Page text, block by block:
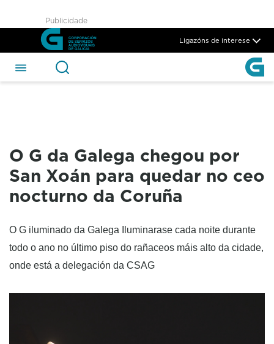
Skip to Main Content
O G da Galega chegou por
Publicidade
Ligazóns de interese
O G da Galega chegou por
San Xoán para quedar no ceo
nocturno da Coruña
O G iluminado da Galega Iluminarase cada noite durante
todo o ano no último piso do rañaceos máis alto da cidade,
onde está a delegación da CSAG